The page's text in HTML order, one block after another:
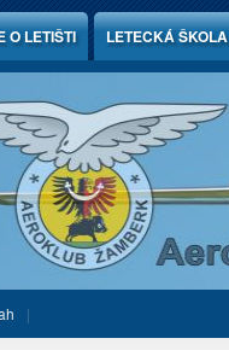
O LETIŠTI LETECKÁ ŠKOLA